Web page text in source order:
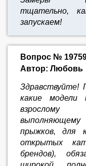
тщательно,
запускаем!
Вопрос №
Автор: Любовь
Здравствуйте!
какие модели
взрослому
прыжков, для
открытых
брендов),